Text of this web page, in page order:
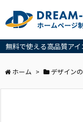
無料で使える高品質ア
ホーム > デザイン